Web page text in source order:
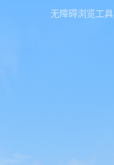
无障碍浏览工具